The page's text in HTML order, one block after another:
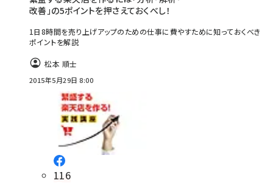
改善」の5ポイントを押さえておくべし！
1日8時間を売り上げアップのための仕事に費やすために知っておくべき
ポイントを解説
松本 順士
2015年5月29日 8:00
116